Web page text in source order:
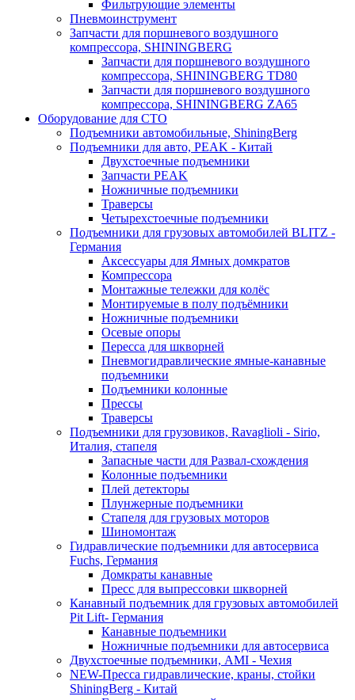
Фильтрующие элементы
Пневмоинструмент
Запчасти для поршневого воздушного
компрессора, SHININGBERG
Запчасти для поршневого воздушного
компрессора, SHININGBERG TD80
Запчасти для поршневого воздушного
компрессора, SHININGBERG ZA65
Оборудование для СТО
Подъемники автомобильные, ShiningBerg
Подъемники для авто, PEAK - Китай
Двухстоечные подъемники
Запчасти PEAK
Ножничные подъемники
Траверсы
Четырехстоечные подъемники
Подъемники для грузовых автомобилей BLITZ -
Германия
Аксессуары для Ямных домкратов
Компрессора
Монтажные тележки для колёс
Монтируемые в полу подъёмники
Ножничные подъемники
Осевые опоры
Пересса для шкворней
Пневмогидравлические ямные-канавные
подъемники
Подъемники колонные
Прессы
Траверсы
Подъемники для грузовиков, Ravaglioli - Sirio,
Италия, стапеля
Запасные части для Развал-схождения
Колонные подъемники
Плей детекторы
Плунжерные подъемники
Стапеля для грузовых моторов
Шиномонтаж
Гидравлические подъемники для автосервиса
Fuchs, Германия
Домкраты канавные
Пресс для выпрессовки шкворней
Канавный подъемник для грузовых автомобилей
Pit Lift- Германия
Канавные подъемники
Ножничные подъемники для автосервиса
Двухстоечные подъемники, АМІ - Чехия
NEW-Пресса гидравлические, краны, стойки
ShiningBerg - Китай